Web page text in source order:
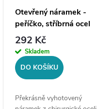
Otevřený náramek -
peříčko, stříbrná ocel
292 Kč
Skladem
DO KOŠÍKU
Překrásně vyhotovený